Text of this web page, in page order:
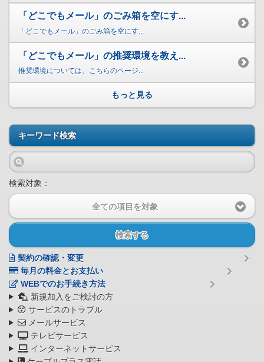
「どこでもメール」のごみ箱を空にす...
「どこでもメール」のごみ箱を空にす...
「どこでもメール」の推奨環境を教え...
推奨環境については、こちらのページ...
もっと見る
キーワード検索
検索対象：
全ての項目を対象
検索する
契約の確認・変更
毎月の料金とお支払い
WEBでのお手続き方法
新規加入をご検討の方
サービスのトラブル
メールサービス
テレビサービス
インターネットサービス